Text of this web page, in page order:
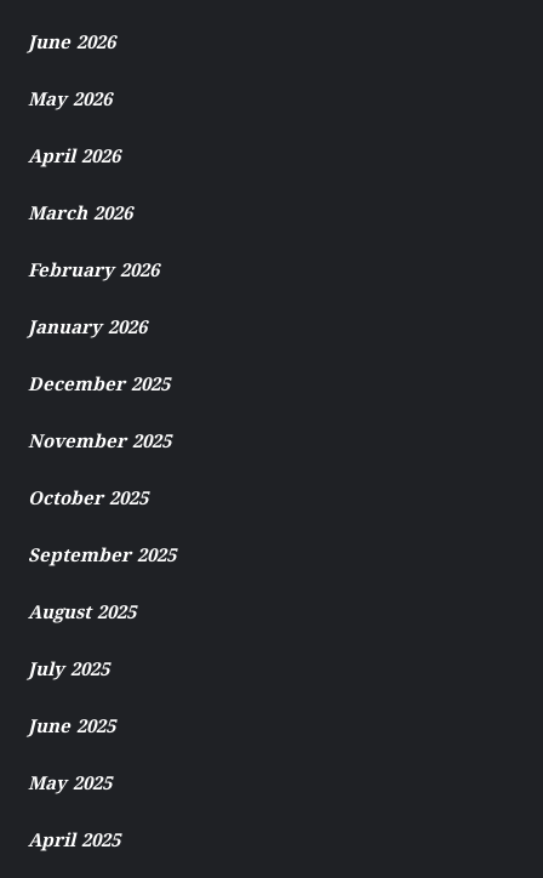
June 2026
May 2026
April 2026
March 2026
February 2026
January 2026
December 2025
November 2025
October 2025
September 2025
August 2025
July 2025
June 2025
May 2025
April 2025